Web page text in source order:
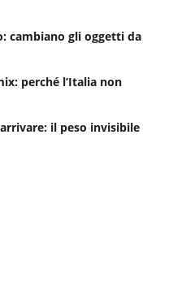
cambiano gli oggetti da
perché l’Italia non
il peso invisibile